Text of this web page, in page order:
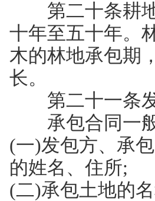
第二十条耕
十年至五十年。
木的林地承包期
长。
第二十一条
承包合同一般
(一)发包方、承
的姓名、住所;
(二)承包土地的